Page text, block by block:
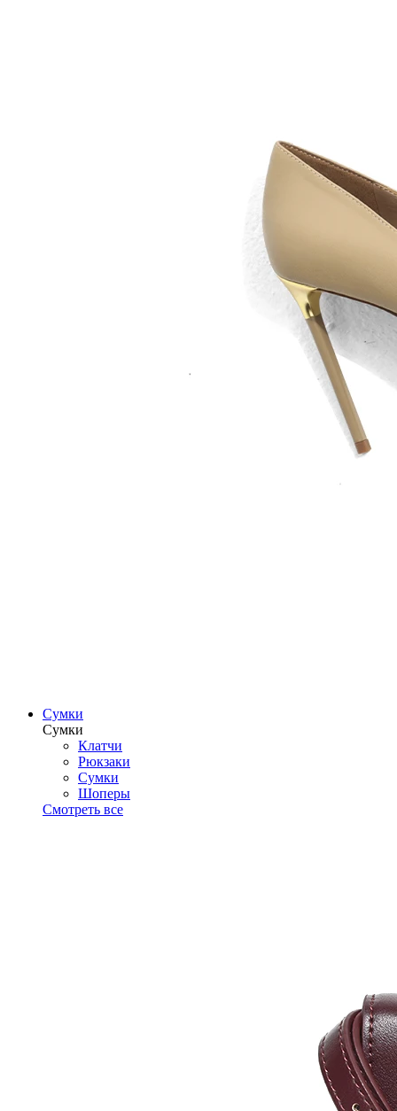
Сумки
Сумки
Клатчи
Рюкзаки
Сумки
Шоперы
Смотреть все